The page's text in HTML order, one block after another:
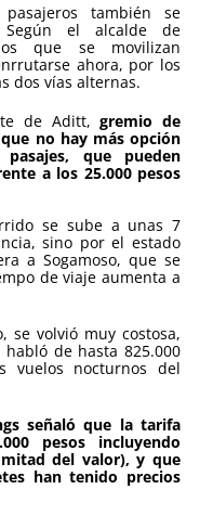
también se
el alcalde de
que se movilizan
ahora, por los
dos vías alternas.
de Aditt,gremio de
no hay más opción
que pueden
a los 25.000 pesos
se sube a unas 7
sino por el estado
a Sogamoso, que se
de viaje aumenta a
se volvió muy costosa,
de hasta 825.000
vuelos nocturnos del
señaló que la tarifa
pesos incluyendo
del valor), y que
han tenido precios